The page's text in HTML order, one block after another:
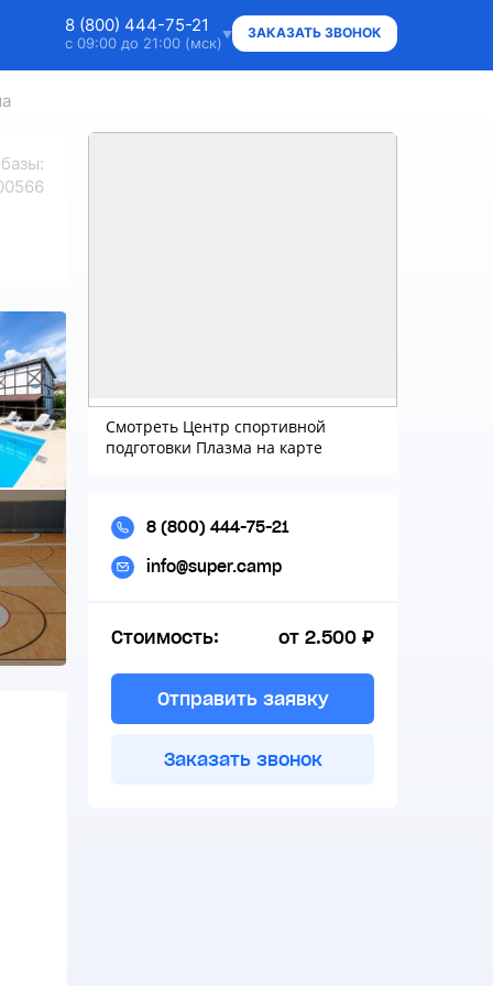
8 (800) 444-75-21
с 09:00 до 21:00 (мск)
Ответим на ваши вопросы
8 (800) 444-75-21
info@super.camp
Консультации и документы
ЗАКАЗАТЬ ЗВОНОК
:
Смотреть Центр спортивной
подготовки Плазма на карте
8 (800) 444-75-21
info@super.camp
Стоимость: от 2.500 ₽
Отправить заявку
Заказать звонок